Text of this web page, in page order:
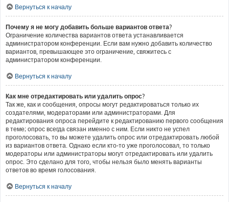
Вернуться к началу
Почему я не могу добавить больше вариантов ответа?
Ограничение количества вариантов ответа устанавливается
администратором конференции. Если вам нужно добавить количество
вариантов, превышающее это ограничение, свяжитесь с
администратором конференции.
Вернуться к началу
Как мне отредактировать или удалить опрос?
Так же, как и сообщения, опросы могут редактироваться только их
создателями, модераторами или администраторами. Для
редактирования опроса перейдите к редактированию первого сообщения
в теме; опрос всегда связан именно с ним. Если никто не успел
проголосовать, то вы можете удалить опрос или отредактировать любой
из вариантов ответа. Однако если кто-то уже проголосовал, то только
модераторы или администраторы могут отредактировать или удалить
опрос. Это сделано для того, чтобы нельзя было менять варианты
ответов во время голосования.
Вернуться к началу